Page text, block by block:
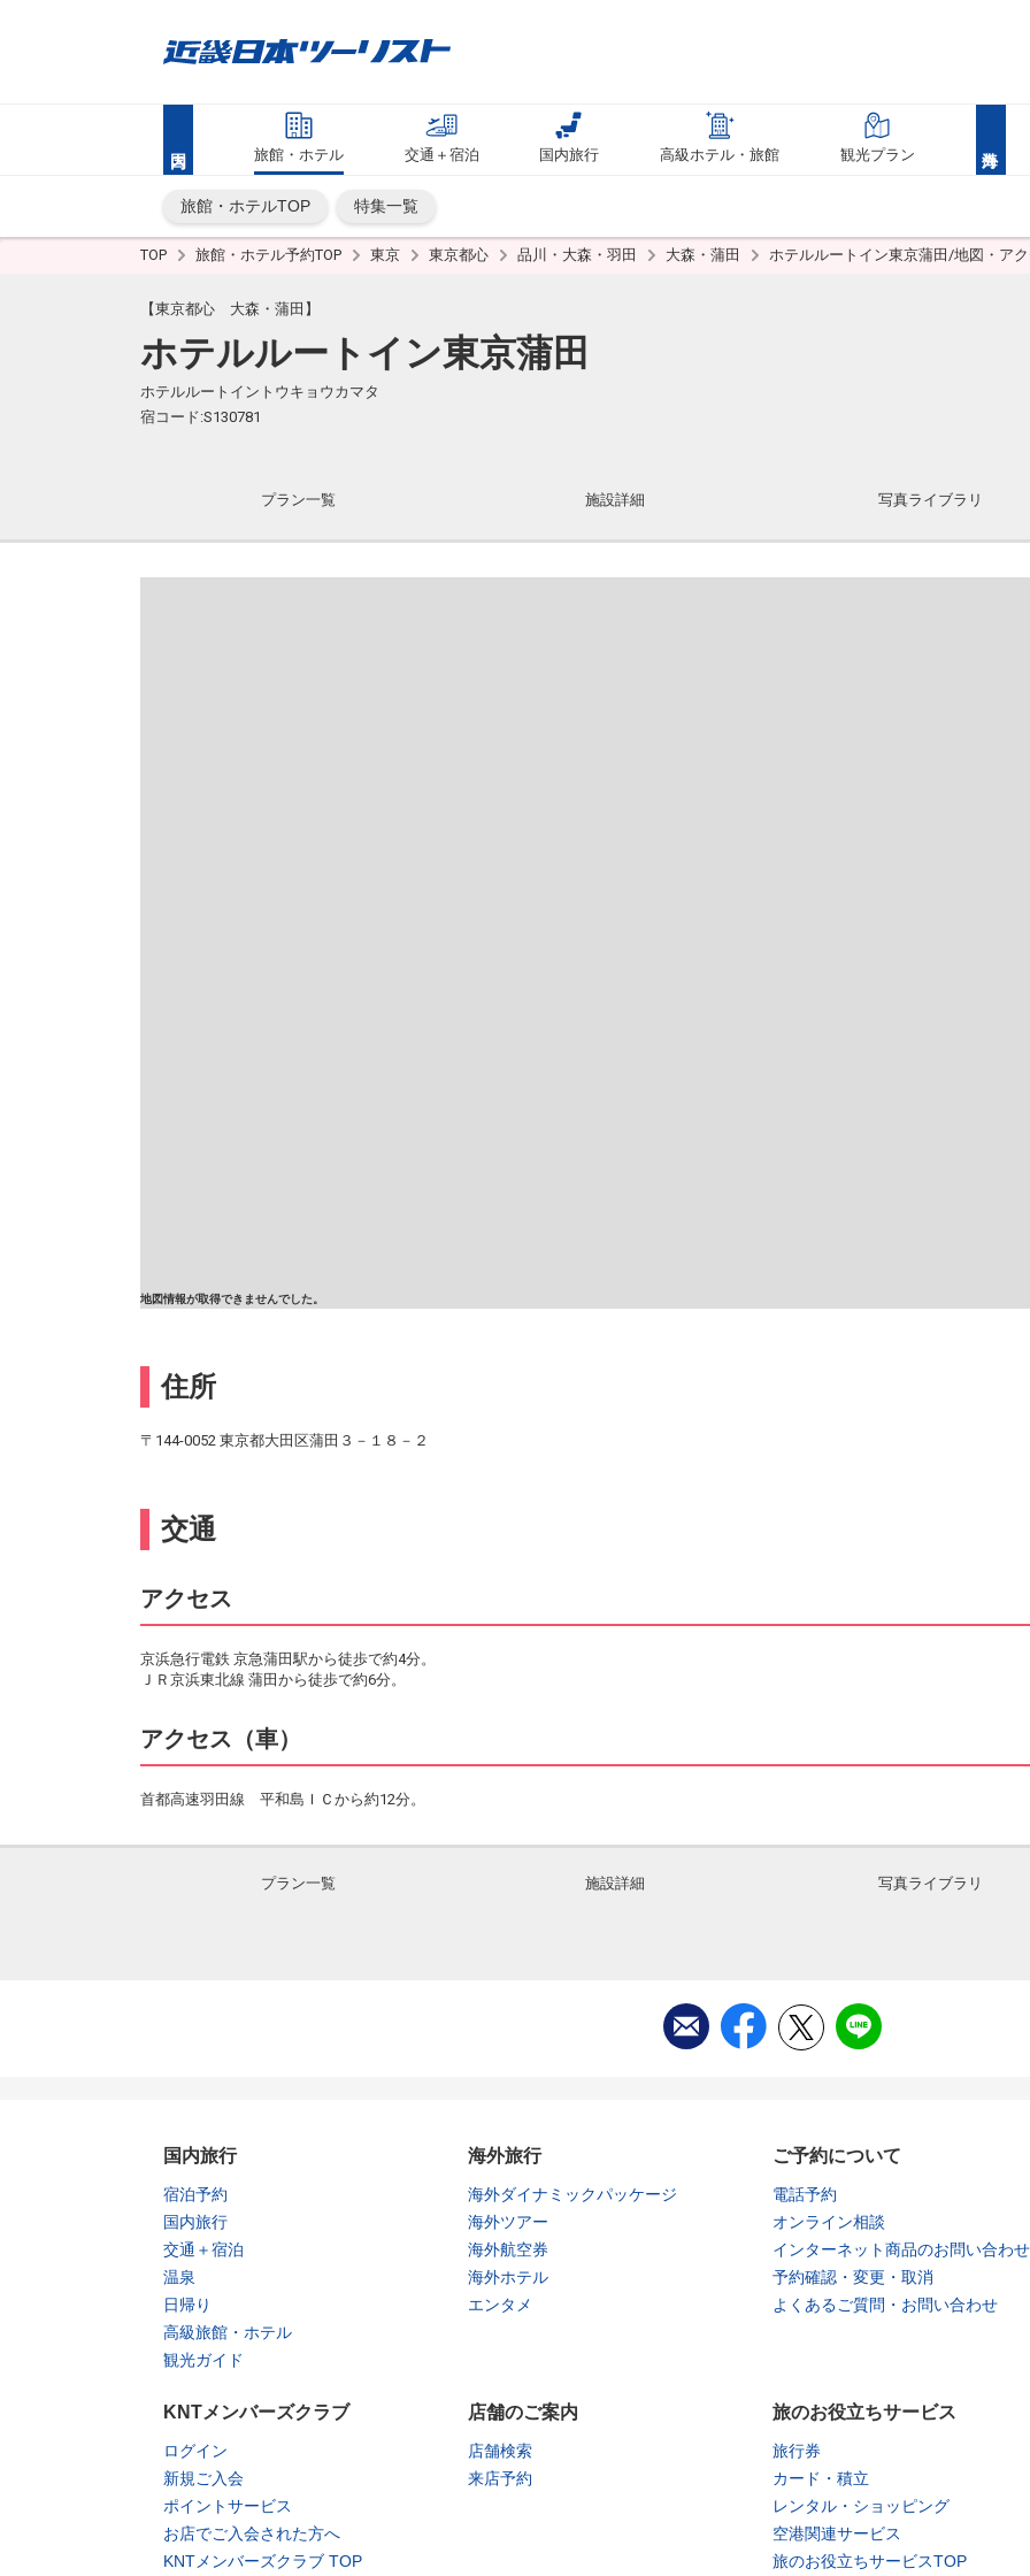
旅館・ホテル 交通＋宿泊 国内旅行 高級ホテル・旅館 観光プラン
旅館・ホテルTOP 特集一覧
TOP 旅館・ホテル予約TOP 東京 東京都心 品川・大森・羽田 大森・蒲田 ホテルルートイン東京蒲田/地図・ア
【東京都心 大森・蒲田】
ホテルルートイン東京蒲田
ホテルルートイントウキョウカマタ
宿コード:S130781
プラン一覧 施設詳細 写真ライブラリ
地図情報が取得できませんでした。
住所
〒144-0052 東京都大田区蒲田３－１８－２
交通
アクセス
京浜急行電鉄 京急蒲田駅から徒歩で約4分。
ＪＲ京浜東北線 蒲田から徒歩で約6分。
アクセス（車）
首都高速羽田線 平和島ＩＣから約12分。
プラン一覧 施設詳細 写真ライブラリ
国内旅行
宿泊予約
国内旅行
交通＋宿泊
温泉
日帰り
高級旅館・ホテル
観光ガイド
海外旅行
海外ダイナミックパッケージ
海外ツアー
海外航空券
海外ホテル
エンタメ
ご予約について
電話予約
オンライン相談
インターネット商品のお問い合わせ
予約確認・変更・取消
よくあるご質問・お問い合わせ
KNTメンバーズクラブ
ログイン
新規ご入会
ポイントサービス
お店でご入会された方へ
KNTメンバーズクラブ TOP
店舗のご案内
店舗検索
来店予約
旅のお役立ちサービス
旅行券
カード・積立
レンタル・ショッピング
空港関連サービス
旅のお役立ちサービスTOP